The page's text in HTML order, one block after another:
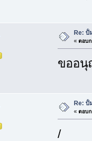
Re: ปั้
« ตอบก
ขออนุ
Re: ปั้
« ตอบก
/